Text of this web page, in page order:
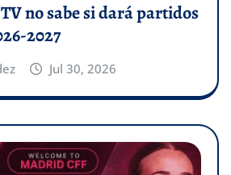
no sabe si dará partidos
2027
Jul 30, 2026